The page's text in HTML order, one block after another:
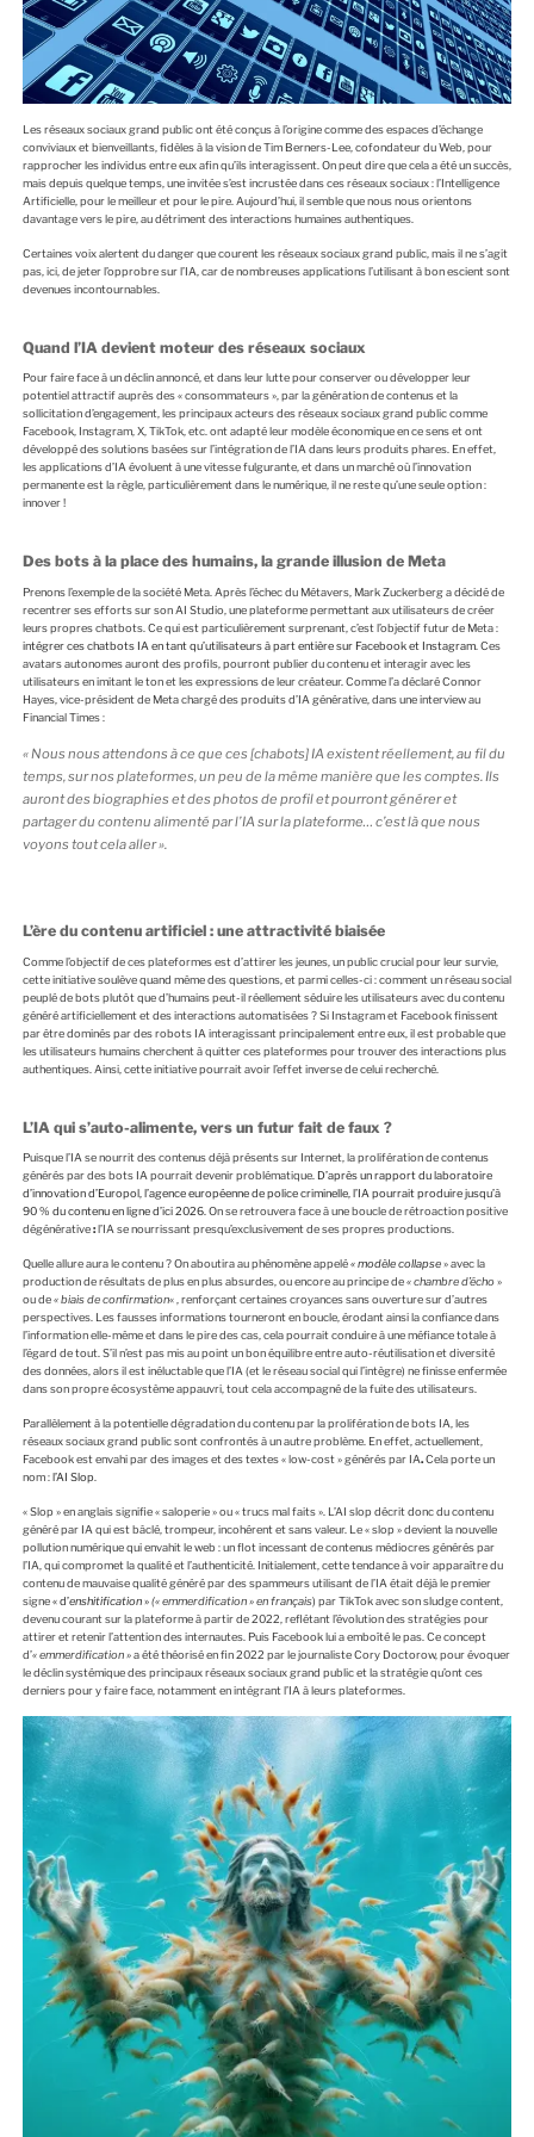
Les réseaux sociaux grand public ont été conçus à l’origine comme des espaces d’échange
conviviaux et bienveillants, fidèles à la vision de Tim Berners-Lee, cofondateur du Web, pour
rapprocher les individus entre eux afin qu’ils interagissent. On peut dire que cela a été un succès,
mais depuis quelque temps, une invitée s’est incrustée dans ces réseaux sociaux : l’Intelligence
Artificielle, pour le meilleur et pour le pire. Aujourd’hui, il semble que nous nous orientons
davantage vers le pire, au détriment des interactions humaines authentiques.
Certaines voix alertent du danger que courent les réseaux sociaux grand public, mais il ne s’agit
pas, ici, de jeter l’opprobre sur l’IA, car de nombreuses applications l’utilisant à bon escient sont
devenues incontournables.
Quand l’IA devient moteur des réseaux sociaux
Pour faire face à un déclin annoncé, et dans leur lutte pour conserver ou développer leur
potentiel attractif auprès des « consommateurs », par la génération de contenus et la
sollicitation d’engagement, les principaux acteurs des réseaux sociaux grand public comme
Facebook, Instagram, X, TikTok, etc. ont adapté leur modèle économique en ce sens et ont
développé des solutions basées sur l’intégration de l’IA dans leurs produits phares. En effet,
les applications d’IA évoluent à une vitesse fulgurante, et dans un marché où l’innovation
permanente est la règle, particulièrement dans le numérique, il ne reste qu’une seule option :
innover !
Des bots à la place des humains, la grande illusion de Meta
Prenons l’exemple de la société Meta. Après l’échec du Métavers, Mark Zuckerberg a décidé de
recentrer ses efforts sur son AI Studio, une plateforme permettant aux utilisateurs de créer
leurs propres chatbots. Ce qui est particulièrement surprenant, c’est l’objectif futur de Meta :
intégrer ces chatbots IA en tant qu’utilisateurs à part entière sur Facebook et Instagram. Ces
avatars autonomes auront des profils, pourront publier du contenu et interagir avec les
utilisateurs en imitant le ton et les expressions de leur créateur. Comme l’a déclaré Connor
Hayes, vice-président de Meta chargé des produits d’IA générative, dans une interview au
Financial Times :
« Nous nous attendons à ce que ces [chabots] IA existent réellement, au fil du
temps, sur nos plateformes, un peu de la même manière que les comptes. Ils
auront des biographies et des photos de profil et pourront générer et
partager du contenu alimenté par l’IA sur la plateforme… c’est là que nous
voyons tout cela aller».
L’ère du contenu artificiel : une attractivité biaisée
Comme l’objectif de ces plateformes est d’attirer les jeunes, un public crucial pour leur survie,
cette initiative soulève quand même des questions, et parmi celles-ci : comment un réseau social
peuplé de bots plutôt que d’humains peut-il réellement séduire les utilisateurs avec du contenu
généré artificiellement et des interactions automatisées ? Si Instagram et Facebook finissent
par être dominés par des robots IA interagissant principalement entre eux, il est probable que
les utilisateurs humains cherchent à quitter ces plateformes pour trouver des interactions plus
authentiques. Ainsi, cette initiative pourrait avoir l’effet inverse de celui recherché.
L’IA qui s’auto-alimente, vers un futur fait de faux ?
Puisque l’IA se nourrit des contenus déjà présents sur Internet, la prolifération de contenus
générés par des bots IA pourrait devenir problématique. D’après un rapport du laboratoire
d’innovation d’Europol, l’agence européenne de police criminelle, l’IA pourrait produire jusqu’à
90 % du contenu en ligne d’ici 2026. On se retrouvera face à une boucle de rétroaction positive
dégénérative:l’IA se nourrissant presqu’exclusivement de ses propres productions.
Quelle allure aura le contenu ? On aboutira au phénomène appelé« modèle collapse» avec la
production de résultats de plus en plus absurdes, ou encore au principe de« chambre d’écho»
ou de« biais de confirmation« , renforçant certaines croyances sans ouverture sur d’autres
perspectives. Les fausses informations tourneront en boucle, érodant ainsi la confiance dans
l’information elle-même et dans le pire des cas, cela pourrait conduire à une méfiance totale à
l’égard de tout. S’il n’est pas mis au point un bon équilibre entre auto-réutilisation et diversité
des données, alors il est inéluctable que l’IA (et le réseau social qui l’intègre) ne finisse enfermée
dans son propre écosystème appauvri, tout cela accompagné de la fuite des utilisateurs.
Parallèlement à la potentielle dégradation du contenu par la prolifération de bots IA, les
réseaux sociaux grand public sont confrontés à un autre problème. En effet, actuellement,
Facebook est envahi par des images et des textes « low-cost » générés par IA.Cela porte un
nom :l’AI Slop.
« Slop » en anglais signifie « saloperie » ou « trucs mal faits ». L’AI slop décrit donc du contenu
généré par IA qui est bâclé, trompeur, incohérent et sans valeur. Le « slop » devient la nouvelle
pollution numérique qui envahit le web : un flot incessant de contenus médiocres générés par
l’IA, qui compromet la qualité et l’authenticité. Initialement, cette tendance à voir apparaître du
contenu de mauvaise qualité généré par des spammeurs utilisant de l’IA était déjà le premier
signe« d’enshitification»(« emmerdification » en français) par TikTok avec son sludge content,
devenu courant sur la plateforme à partir de 2022, reflétant l’évolution des stratégies pour
attirer et retenir l’attention des internautes. Puis Facebook lui a emboîté le pas. Ce concept
d’« emmerdification »a été théorisé en fin 2022 par le journaliste Cory Doctorow, pour évoquer
le déclin systémique des principaux réseaux sociaux grand public et la stratégie qu’ont ces
derniers pour y faire face, notamment en intégrant l’IA à leurs plateformes.